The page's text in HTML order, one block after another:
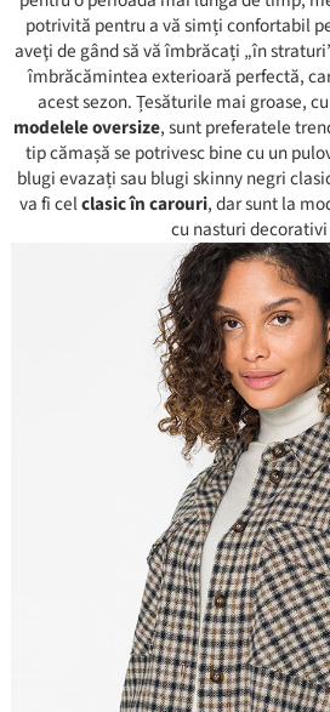
potrivită pentru a vă simți confortabil
aveţi de gând să vă îmbrăcați „în
îmbrăcămintea exterioară perfectă,
acest sezon. Țesăturile mai groase,
modelele oversize, sunt preferatele
tip cămașă se potrivesc bine cu un
blugi evazați sau blugi skinny negri
va fi celclasic în carouri, dar sunt la
cu nasturi